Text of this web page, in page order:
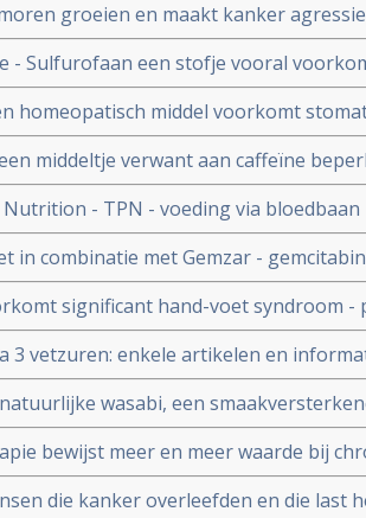
groeien en maakt kanker
voor kankerpatienten is aan te
baanbrekende onderzoek
- Sulfurofaan een stofje vooral
en veilige behandeling van kanker
en borstkanker.
homeopatisch middel voorkomt
of stamceltransplantatie
studie.
middeltje verwant aan caffeïne
chemokuren en beschermt
kankersoorten
- TPN - voeding via bloedbaan
glucose/vet is bewezen slechter dan
verzwakte kankerpatienten
in combinatie met Gemzar -
inoperabele
90 patiënten.
significant hand-voet syndroom -
vette zalf zonder ureum
3 vetzuren: enkele artikelen en
gezet
wasabi, een
ook medicinale kwaliteiten tot aan
bewijst meer en meer waarde bij
bewijzen studies dat
die kanker overleefden en die last